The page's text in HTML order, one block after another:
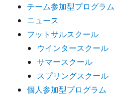
チーム参加型プログラム
ニュース
フットサルスクール
ウインタースクール
サマースクール
スプリングスクール
個人参加型プログラム